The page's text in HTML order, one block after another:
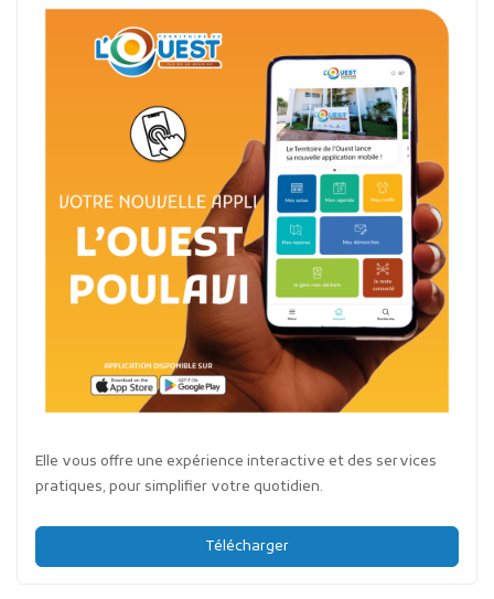
Elle vous offre une expérience interactive et des services
pratiques, pour simplifier votre quotidien.
Télécharger